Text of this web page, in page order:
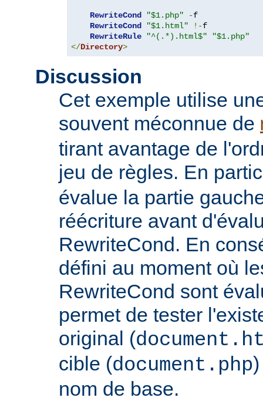
RewriteCond "$1.php" -f
RewriteCond
"$1.html" !-f
RewriteRule
"^(.*).html$"
"$1.php"
</Directory>
Discussion
Cet exemple utilise
souvent méconnue de
tirant avantage de
jeu de règles. En
évalue la partie
réécriture avant
RewriteCond. En
défini au moment où
RewriteCond sont
permet de tester
original (
cible (document.php
nom de base.